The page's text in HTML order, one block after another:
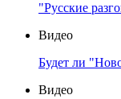
"Русские
Видео
Будет ли
Видео